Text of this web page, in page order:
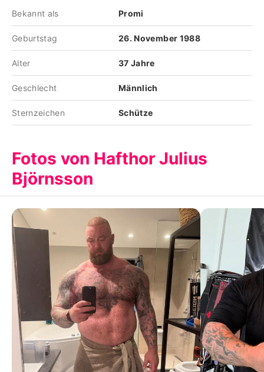
Bekannt als Promi
Geburtstag 26. November 1988
Alter 37 Jahre
Geschlecht Männlich
Sternzeichen Schütze
Fotos von Hafthor Julius
Björnsson